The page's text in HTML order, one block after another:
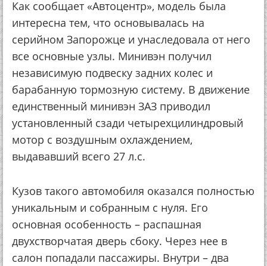
Как сообщает «Автоцентр», модель была
интересна тем, что основывалась на
серийном Запорожце и унаследовала от него
все основные узлы. Минивэн получил
независимую подвеску задних колес и
барабанную тормозную систему. В движение
единственный минивэн ЗАЗ приводил
установленный сзади четырехцилиндровый
мотор с воздушным охлаждением,
выдававший всего 27 л.с.
Кузов такого автомобиля оказался полностью
уникальным и собранным с нуля. Его
основная особенность – распашная
двухстворчатая дверь сбоку. Через нее в
салон попадали пассажиры. Внутри – два